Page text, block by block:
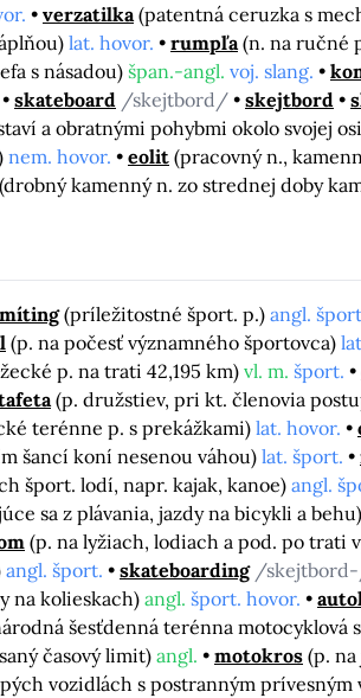
verzatilka (patentná ceruzka s
lat. hovor. rumpľa (n. na ručné
s násadou)špan.-angl. voj. slang.
skateboard /skejtbord/ skejtbord
a obratnými pohybmi okolo svojej
nem. hovor. eolit (pracovný n.,
(drobný kamenný n. zo strednej doby
míting (príležitostné šport. p.) angl.
(p. na počesť významného športovca)
p. na trati 42,195 km) vl. m. šport.
(p. družstiev, pri kt. členovia
terénne p. s prekážkami) lat. hovor.
šancí koní nesenou váhou) lat. šport.
šport. lodí, napr. kajak, kanoe) angl.
sa z plávania, jazdy na bicykli a behu)
(p. na lyžiach, lodiach a pod. po trati
angl. šport. skateboarding /
na kolieskach) angl. šport. hovor.
šesťdenná terénna motocyklová
časový limit) angl. motokros (p.
vozidlách s postranným prívesným